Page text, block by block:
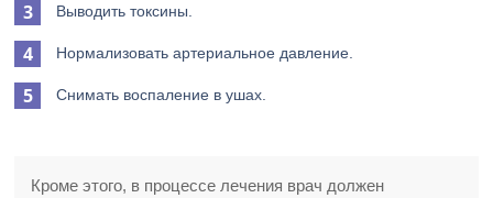
Выводить токсины.
Нормализовать артериальное давление.
Снимать воспаление в ушах.
Кроме этого, в процессе лечения врач должен